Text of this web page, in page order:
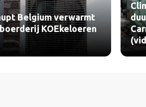
Climagroup realiseert
duurzame koeltechniek voor
Carrefour Maasmechelen